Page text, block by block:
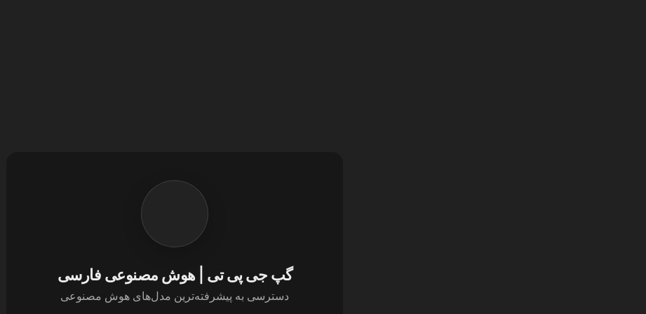
گپ جی پی تی | هوش مصنوعی فارسی
دسترسی به پیشرفته‌ترین مدل‌های هوش مصنوعی